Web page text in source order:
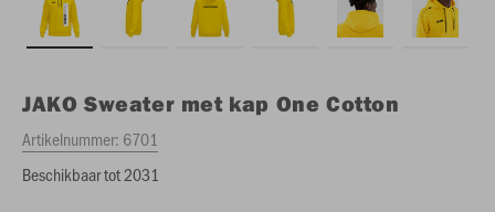
JAKO Sweater met kap One Cotton
Artikelnummer: 6701
Beschikbaar tot 2031